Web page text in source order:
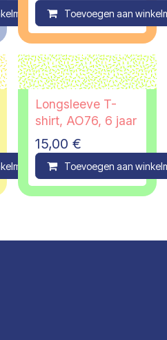
Compare
Toevoegen aan
Compare
Longsleeve T-
shirt, AO76, 6 jaar
15,00 €
Toevoegen aan